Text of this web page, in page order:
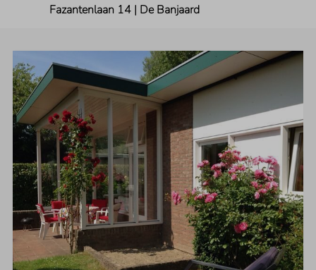
Fazantenlaan 14 | De Banjaard